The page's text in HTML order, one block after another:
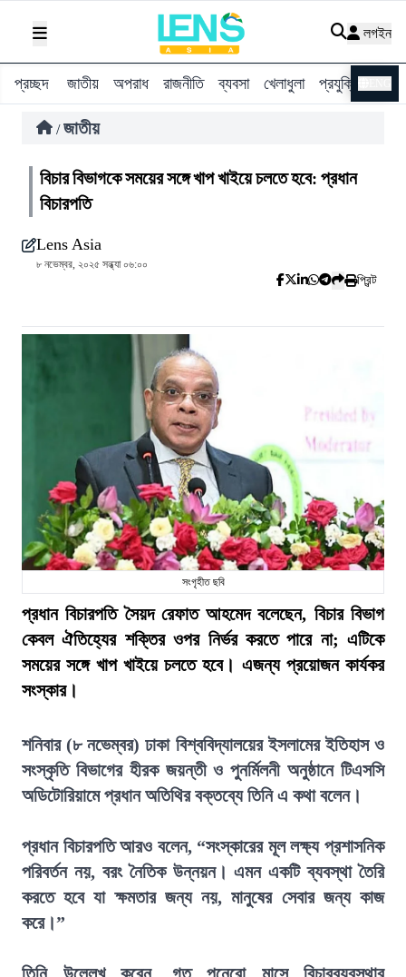
লগইন
প্রচ্ছদ জাতীয় অপরাধ রাজনীতি ব্যবসা খেলাধুলা প্রযুক্তি
/ জাতীয়
বিচার বিভাগকে সময়ের সঙ্গে খাপ খাইয়ে চলতে হবে: প্রধান
বিচারপতি
Lens Asia
৮ নভেম্বর, ২০২৫ সন্ধ্যা ০৬:০০
প্রিন্ট
সংগৃহীত ছবি
প্রধান বিচারপতি সৈয়দ রেফাত আহমেদ বলেছেন, বিচার বিভাগ
কেবল ঐতিহ্যের শক্তির ওপর নির্ভর করতে পারে না; এটিকে
সময়ের সঙ্গে খাপ খাইয়ে চলতে হবে। এজন্য প্রয়োজন কার্যকর
সংস্কার।
শনিবার (৮ নভেম্বর) ঢাকা বিশ্ববিদ্যালয়ের ইসলামের ইতিহাস ও
সংস্কৃতি বিভাগের হীরক জয়ন্তী ও পুনর্মিলনী অনুষ্ঠানে টিএসসি
অডিটোরিয়ামে প্রধান অতিথির বক্তব্যে তিনি এ কথা বলেন।
প্রধান বিচারপতি আরও বলেন, “সংস্কারের মূল লক্ষ্য প্রশাসনিক
পরিবর্তন নয়, বরং নৈতিক উন্নয়ন। এমন একটি ব্যবস্থা তৈরি
করতে হবে যা ক্ষমতার জন্য নয়, মানুষের সেবার জন্য কাজ
করে।”